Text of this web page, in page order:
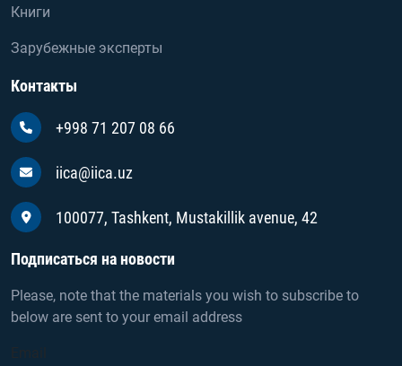
Книги
Зарубежные эксперты
Контакты
+998 71 207 08 66
iica@iica.uz
100077, Tashkent, Mustakillik avenue, 42
Подписаться на новости
Please, note that the materials you wish to subscribe to
below are sent to your email address